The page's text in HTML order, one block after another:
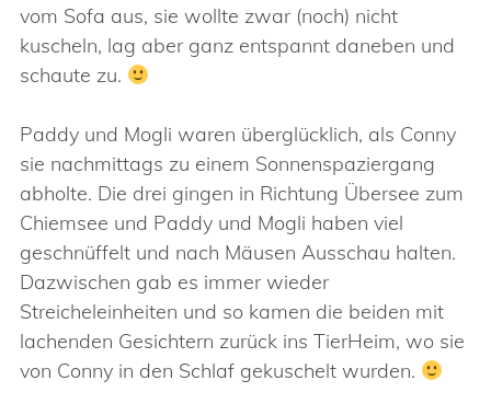
vom Sofa aus, sie wollte zwar (noch) nicht
kuscheln, lag aber ganz entspannt daneben und
schaute zu.
Paddy und Mogli waren überglücklich, als Conny
sie nachmittags zu einem Sonnenspaziergang
abholte. Die drei gingen in Richtung Übersee zum
Chiemsee und Paddy und Mogli haben viel
geschnüffelt und nach Mäusen Ausschau halten.
Dazwischen gab es immer wieder
Streicheleinheiten und so kamen die beiden mit
lachenden Gesichtern zurück ins TierHeim, wo sie
von Conny in den Schlaf gekuschelt wurden.